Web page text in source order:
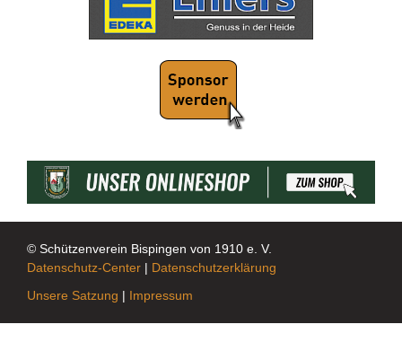
© Schützenverein Bispingen von 1910 e. V.
Datenschutz-Center | Datenschutzerklärung
Unsere Satzung | Impressum